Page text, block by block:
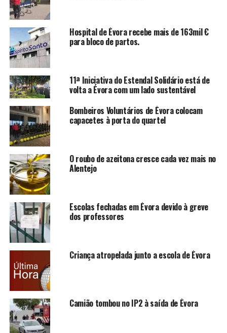
Hospital de Évora recebe mais de 163mil €
para bloco de partos.
11ª Iniciativa do Estendal Solidário está de
volta a Évora com um lado sustentável
Bombeiros Voluntários de Évora colocam
capacetes à porta do quartel
O roubo de azeitona cresce cada vez mais no
Alentejo
Escolas fechadas em Évora devido à greve
dos professores
Criança atropelada junto a escola de Évora
Camião tombou no IP2 à saída de Évora